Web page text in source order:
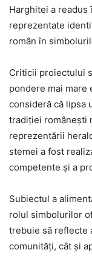
Harghitei a
reprezentate
român în
Criticii proiectului
pondere mai mare
consideră că lipsa
tradiției românești
reprezentării
stemei a fost
competente și a
Subiectul a
rolul simbolurilor
trebuie să reflecte
comunități, cât și